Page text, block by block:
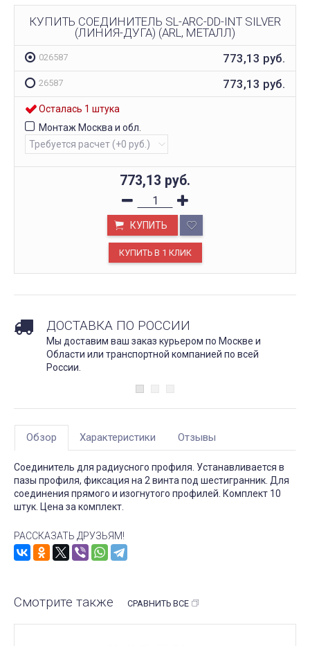
КУПИТЬ СОЕДИНИТЕЛЬ SL-ARC-DD-INT SILVER
(ЛИНИЯ-ДУГА) (ARL, МЕТАЛЛ)
026587 773,13 руб.
26587 773,13 руб.
Осталась 1 штука
Монтаж Москва и обл.
773,13 руб.
КУПИТЬ
ДОСТАВКА ПО РОССИИ
Мы доставим ваш заказ курьером по Москве и
Области или транспортной компанией по всей
России.
Обзор Характеристики Отзывы
Соединитель для радиусного профиля. Устанавливается в
пазы профиля, фиксация на 2 винта под шестигранник. Для
соединения прямого и изогнутого профилей. Комплект 10
штук. Цена за комплект.
РАССКАЗАТЬ ДРУЗЬЯМ!
Смотрите также СРАВНИТЬ ВСЕ